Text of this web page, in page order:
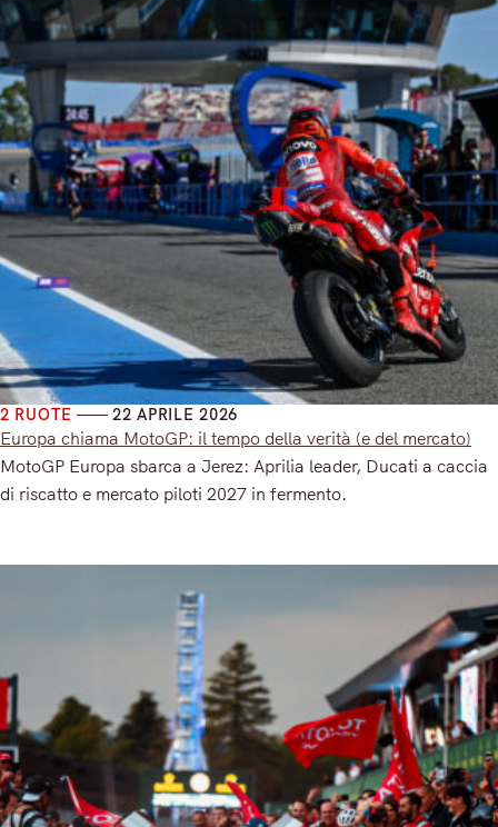
2 RUOTE 22 APRILE 2026
Europa chiama MotoGP: il tempo della verità (e del mercato)
MotoGP Europa sbarca a Jerez: Aprilia leader, Ducati a caccia
di riscatto e mercato piloti 2027 in fermento.